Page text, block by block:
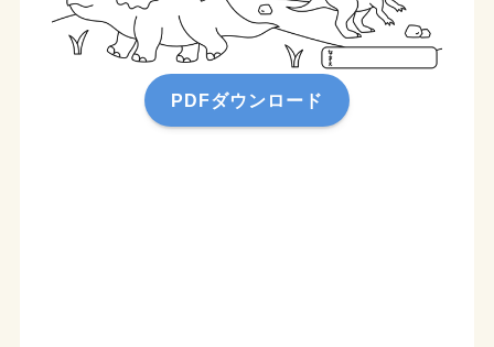
PDFダウンロード